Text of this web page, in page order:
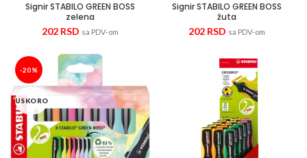
Signir STABILO GREEN BOSS
zelena
202 RSD sa PDV-om
Signir STABILO GREEN BOSS
žuta
202 RSD sa PDV-om
-20%
USKORO